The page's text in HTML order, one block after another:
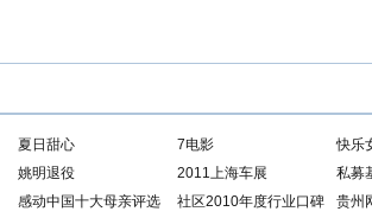
夏日甜心 7电影
快乐
姚明退役 2011上海车展
私募
感动中国十大母亲评选
社区2010年度行业口碑
贵州